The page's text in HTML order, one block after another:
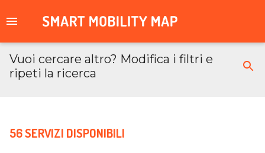
Vuoi cercare altro? Modifica i filtri e
ripeti la ricerca
56 SERVIZI DISPONIBILI